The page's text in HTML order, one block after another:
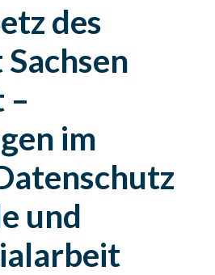
des
–
im
und